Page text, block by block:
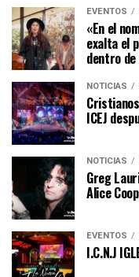
EVENTOS
«En el
exalta el
dentro
NOTICIAS
ICEJ
NOTICIAS
Greg
Alice
EVENTOS
I.C.N.J